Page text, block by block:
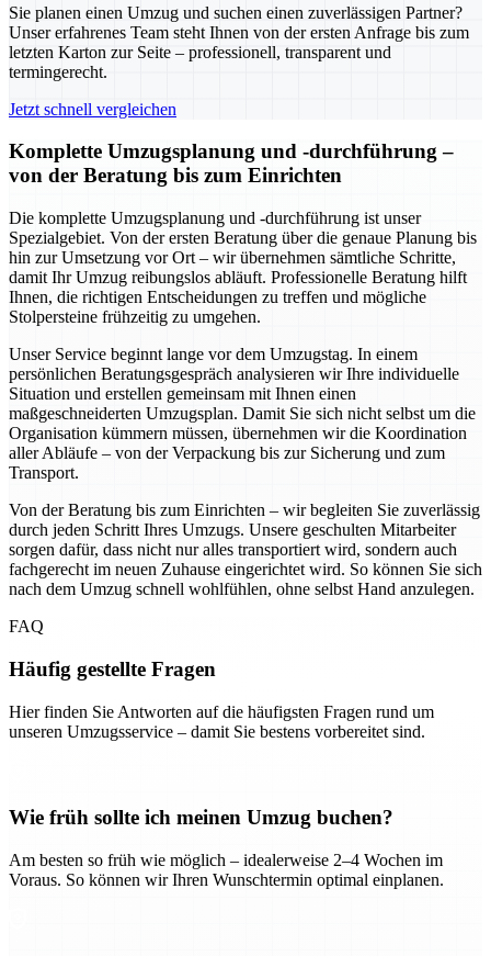
Sie planen einen Umzug und suchen einen zuverlässigen Partner?
Unser erfahrenes Team steht Ihnen von der ersten Anfrage bis zum
letzten Karton zur Seite – professionell, transparent und
termingerecht.
Jetzt schnell vergleichen
Komplette Umzugsplanung und -durchführung –
von der Beratung bis zum Einrichten
Die komplette Umzugsplanung und -durchführung ist unser
Spezialgebiet. Von der ersten Beratung über die genaue Planung bis
hin zur Umsetzung vor Ort – wir übernehmen sämtliche Schritte,
damit Ihr Umzug reibungslos abläuft. Professionelle Beratung hilft
Ihnen, die richtigen Entscheidungen zu treffen und mögliche
Stolpersteine frühzeitig zu umgehen.
Unser Service beginnt lange vor dem Umzugstag. In einem
persönlichen Beratungsgespräch analysieren wir Ihre individuelle
Situation und erstellen gemeinsam mit Ihnen einen
maßgeschneiderten Umzugsplan. Damit Sie sich nicht selbst um die
Organisation kümmern müssen, übernehmen wir die Koordination
aller Abläufe – von der Verpackung bis zur Sicherung und zum
Transport.
Von der Beratung bis zum Einrichten – wir begleiten Sie zuverlässig
durch jeden Schritt Ihres Umzugs. Unsere geschulten Mitarbeiter
sorgen dafür, dass nicht nur alles transportiert wird, sondern auch
fachgerecht im neuen Zuhause eingerichtet wird. So können Sie sich
nach dem Umzug schnell wohlfühlen, ohne selbst Hand anzulegen.
FAQ
Häufig gestellte Fragen
Hier finden Sie Antworten auf die häufigsten Fragen rund um
unseren Umzugsservice – damit Sie bestens vorbereitet sind.
Wie früh sollte ich meinen Umzug buchen?
Am besten so früh wie möglich – idealerweise 2–4 Wochen im
Voraus. So können wir Ihren Wunschtermin optimal einplanen.